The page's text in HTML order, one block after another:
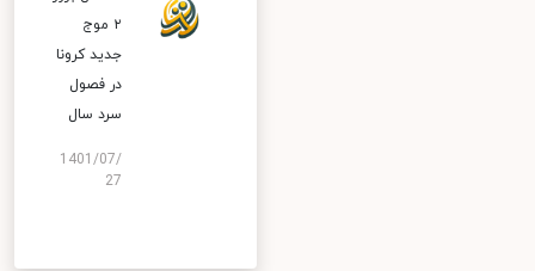
۲ موج
جدید کرونا
در فصول
سرد سال
1401/07/
27